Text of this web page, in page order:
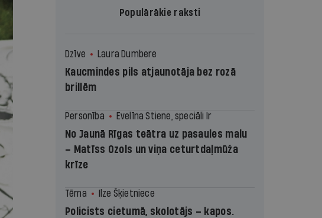
Populārākie raksti
Dzīve Laura Dumbere
Kaucmindes pils atjaunotāja bez rozā
brillēm
Personība Evelīna Stiene, speciāli Ir
No Jaunā Rīgas teātra uz pasaules malu
– Matīss Ozols un viņa ceturtdaļmūža
krīze
Tēma Ilze Šķietniece
Policists cietumā, skolotājs – kapos.